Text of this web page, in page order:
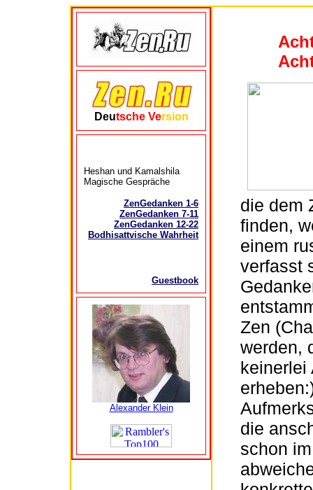
Deutsche Version
Heshan und Kamalshila
Magische Gespräche
ZenGedanken 1-6
ZenGedanken 7-11
ZenGedanken 12-22
Bodhisattvische Wahrheit
Guestbook
Alexander Klein
die dem
finden,
einem
verfasst
Zen
werden,
keinerlei
die
schon